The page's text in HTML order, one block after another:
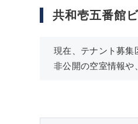
共和壱五番館
現在、テナント募集
非公開の空室情報や